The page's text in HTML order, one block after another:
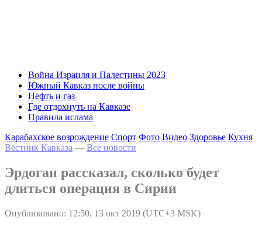
Война Израиля и Палестины 2023
Южный Кавказ после войны
Нефть и газ
Где отдохнуть на Кавказе
Правила ислама
Карабахское возрождение Спорт Фото Видео Здоровье Кухня
Вестник Кавказа — Все новости
Эрдоган рассказал, сколько будет
длиться операция в Сирии
Опубликовано: 12:50, 13 окт 2019 (UTC+3 MSK)